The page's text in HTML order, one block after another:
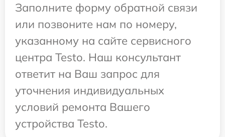
Заполните форму обратной связи
или позвоните нам по номеру,
указанному на сайте сервисного
центра Testo. Наш консультант
ответит на Ваш запрос для
уточнения индивидуальных
условий ремонта Вашего
устройства Testo.